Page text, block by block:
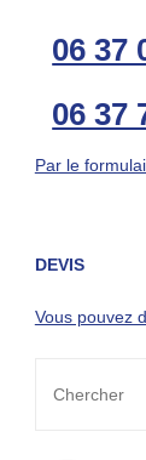
06 37
06 37
Par le
DEVIS
Vous pouvez